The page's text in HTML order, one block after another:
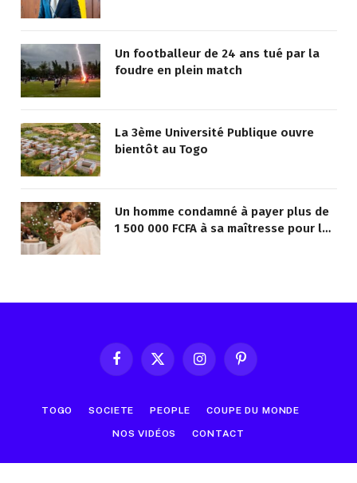
Un footballeur de 24 ans tué par la
foudre en plein match
La 3ème Université Publique ouvre
bientôt au Togo
Un homme condamné à payer plus de
1 500 000 FCFA à sa maîtresse pour lui
FacebookX
InstagramPinterest
TOGO SOCIETE PEOPLE COUPE DU MONDE
NOS VIDÉOS CONTACT